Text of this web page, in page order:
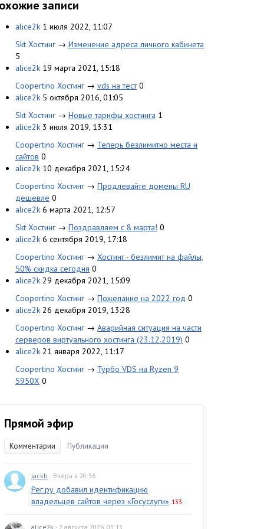
записи
alice2k 1 июля 2022, 11:07
Skt Хостинг → Изменение адреса личного кабинета
5
alice2k 19 марта 2021, 15:18
Coopertino Хостинг → vds на тест 0
alice2k 5 октября 2016, 01:05
Skt Хостинг → Новые тарифы хостинга 1
alice2k 3 июля 2019, 13:31
Coopertino Хостинг → Теперь безлимитно места и
сайтов 0
alice2k 10 декабря 2021, 15:24
Coopertino Хостинг → Продлевайте домены RU
дешевле 0
alice2k 6 марта 2021, 12:57
Skt Хостинг → Поздравляем с 8 марта! 0
alice2k 6 сентября 2019, 17:18
Coopertino Хостинг → Хостинг - безлимит на файлы,
50% скидка сегодня 0
alice2k 29 декабря 2021, 15:09
Coopertino Хостинг → Пожелание на 2022 год 0
alice2k 26 декабря 2019, 13:28
Coopertino Хостинг → Аварийная ситуация на части
серверов виртуального хостинга (23.12.2019) 0
alice2k 21 января 2022, 11:17
Coopertino Хостинг → Турбо VDS на Ryzen 9
5950X 0
Прямой эфир
Комментарии Публикации
jackb · Вчера в 20:36
Рег.ру добавил идентификацию
владельцев сайтов через «Госуслуги» 133
alice2k · 2 августа 2026, 03:13